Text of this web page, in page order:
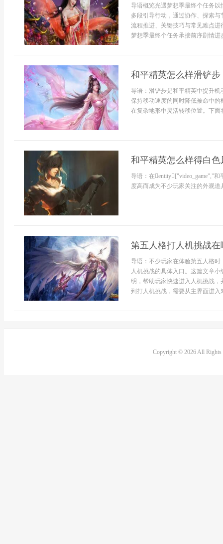
导语概览光遇梦想季最终个任务
多段引导行动，通过协作、探索
流程推进、关键技巧与常见难点
梦想季最终个任务承接前序剧情
和平精英怎么样滑铲步
导语：滑铲步是和平精英中提升
保持移动速度的同时降低被命中
在复杂地形中灵活转移位置。下
和平精英怎么样得白色
导语：在entity["video_game","和
度高而成为不少玩家关注的外观
第五人格打人机挑战在
导语：不少玩家在体验第五人格
人机挑战的具体入口。这篇文章
明，帮助玩家快速进入人机挑战
到打人机挑战，需要从主界面进入
Copyright © 2026 All